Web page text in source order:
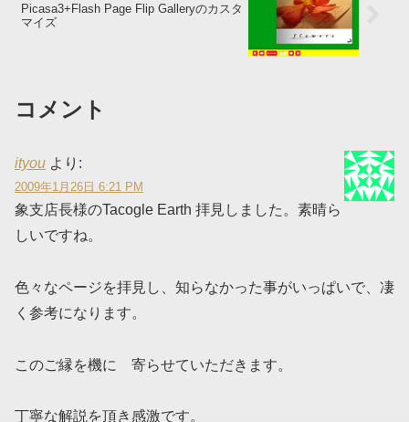
Picasa3+Flash Page Flip Galleryのカスタ
マイズ
コメント
ityou より:
2009年1月26日 6:21 PM
象支店長様のTacogle Earth 拝見しました。素晴ら
しいですね。
色々なページを拝見し、知らなかった事がいっぱいで、凄
く参考になります。
このご縁を機に 寄らせていただきます。
丁寧な解説を頂き感激です。